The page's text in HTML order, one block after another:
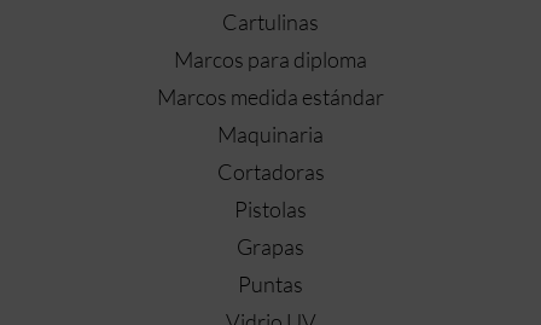
Cartulinas
Marcos para diploma
Marcos medida estándar
Maquinaria
Cortadoras
Pistolas
Grapas
Puntas